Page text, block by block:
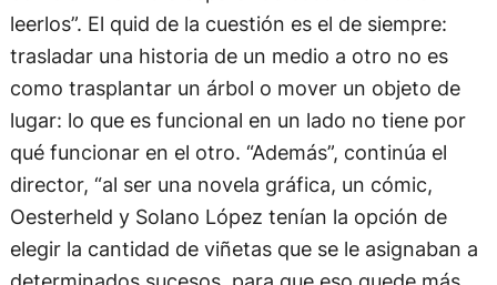
leerlos”. El quid de la cuestión es el de siempre:
trasladar una historia de un medio a otro no es
como trasplantar un árbol o mover un objeto de
lugar: lo que es funcional en un lado no tiene por
qué funcionar en el otro. “Además”, continúa el
director, “al ser una novela gráfica, un cómic,
Oesterheld y Solano López tenían la opción de
elegir la cantidad de viñetas que se le asignaban a